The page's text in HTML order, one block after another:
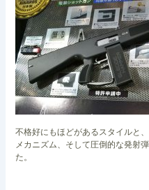
不格好にもほどがあるスタイルと
メカニズム、そして圧倒的な発射
た。